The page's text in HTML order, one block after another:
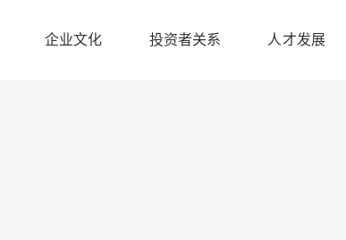
企业文化 投资者关系 人才发展